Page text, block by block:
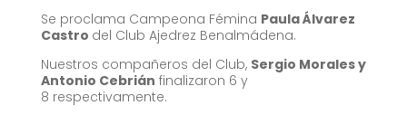
Se proclama Campeona Fémina Paula Álvarez
Castro del Club Ajedrez Benalmádena.
Nuestros compañeros del Club, Sergio Morales y
Antonio Cebrián finalizaron 6 y
8 respectivamente.